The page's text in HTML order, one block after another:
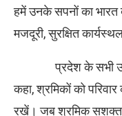
हमें उनके सपनों का भारत
मजदूरी, सुरक्षित
प्रदेश के सभी
कहा, श्रमिकों को
रखें। जब श्रमिक सशक्त